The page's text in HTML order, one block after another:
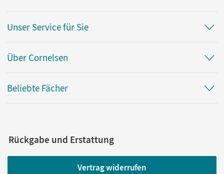
Unser Service für Sie
Über Cornelsen
Beliebte Fächer
Rückgabe und Erstattung
Vertrag widerrufen